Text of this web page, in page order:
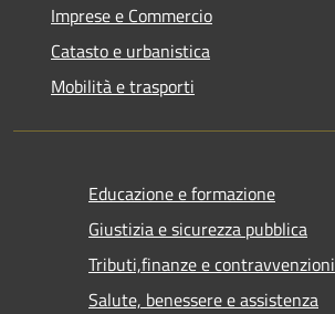
Imprese e Commercio
Catasto e urbanistica
Mobilità e trasporti
Educazione e formazione
Giustizia e sicurezza pubblica
Tributi,finanze e contravvenzioni
Salute, benessere e assistenza